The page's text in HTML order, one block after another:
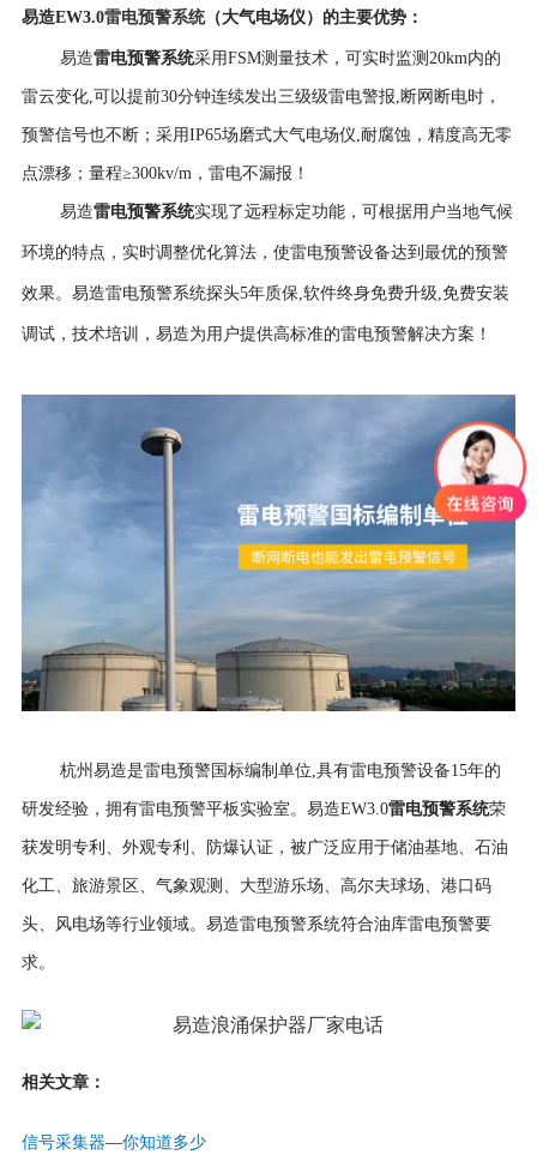
易造EW3.0雷电预警系统（大气电场仪） 的主要优势：
易造雷电预警系统采用FSM测量技术，可实时监测20km内的
雷云变化,可以提前30分钟连续发出三级级雷电警报,断网断电时，
预警信号也不断； 采用IP65场磨式大气电场仪,耐腐蚀，精度高无零
点漂移；量程≥300kv/m，雷电不漏报！
易造雷电预警系统实现了远程标定功能，可根据用户当地气候
环境的特点，实时调整优化算法，使雷电预警设备达到最优的预警
效果。 易造雷电预警系统探头5年质保,软件终身免费升级,免费安装
调试，技术培训，易造为用户提供高标准的雷电预警解决方案！
杭州易造是雷电预警国标编制单位,具有雷电预警设备15年的
研发经验，拥有雷电预警平板实验室。易造EW3.0雷电预警系统荣
获发明专利、外观专利、防爆认证，被广泛应用于储油基地、石油
化工、旅游景区、气象观测、大型游乐场、高尔夫球场、港口码
头、风电场等行业领域。易造雷电预警系统符合油库雷电预警要
求。
相关文章：
信号采集器—你知道多少